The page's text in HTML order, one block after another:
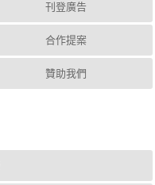
刊登廣告
合作提案
贊助我們